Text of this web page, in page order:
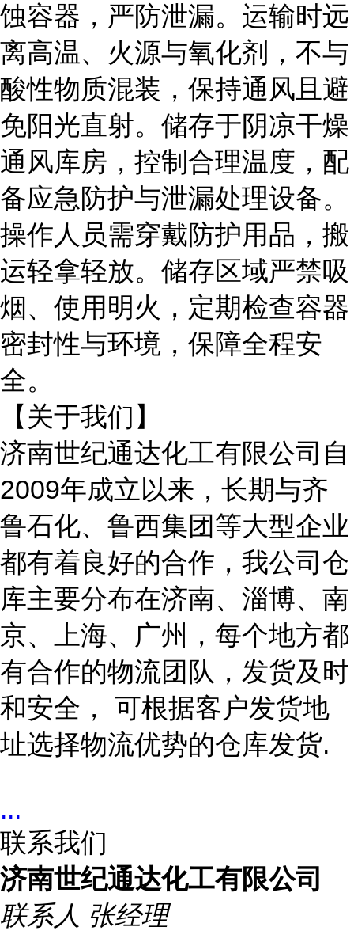
蚀容器，严防泄漏。运输时远
离高温、火源与氧化剂，不与
酸性物质混装，保持通风且避
免阳光直射。储存于阴凉干燥
通风库房，控制合理温度，配
备应急防护与泄漏处理设备。
操作人员需穿戴防护用品，搬
运轻拿轻放。储存区域严禁吸
烟、使用明火，定期检查容器
密封性与环境，保障全程安
全。
【关于我们】
济南世纪通达化工有限公司自
2009年成立以来，长期与齐
鲁石化、鲁西集团等大型企业
都有着良好的合作，我公司仓
库主要分布在济南、淄博、南
京、上海、广州 ，每个地方都
有合作的物流团队，发货及时
和安全，
可根据客户发货地
址选择物流优势的仓库发货.
...
联系我们
济南世纪通达化工有限公司
联系人 张经理